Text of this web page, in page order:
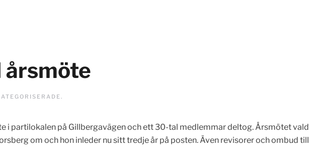
.
i partilokalen på Gillbergavägen och ett 30-tal medlemmar deltog. Årsmötet
om och hon inleder nu sitt tredje år på posten. Även revisorer och ombud